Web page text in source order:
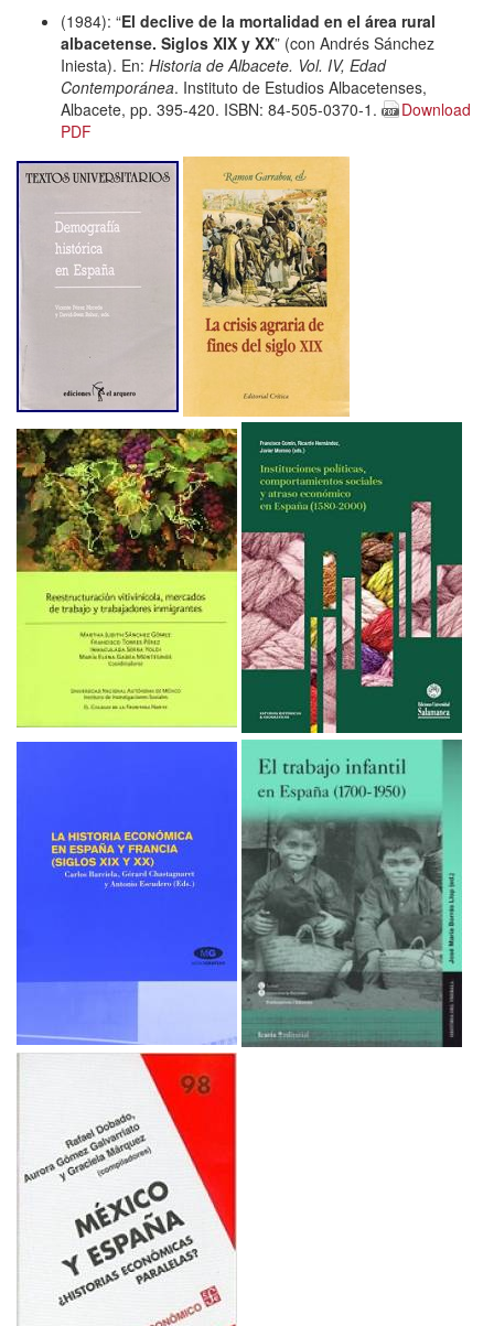
(1984): “El declive de la mortalidad en el área rural
albacetense. Siglos XIX y XX” (con Andrés Sánchez
Iniesta). En: Historia de Albacete. Vol. IV, Edad
Contemporánea. Instituto de Estudios Albacetenses,
Albacete, pp. 395-420. ISBN: 84-505-0370-1.
Download
PDF